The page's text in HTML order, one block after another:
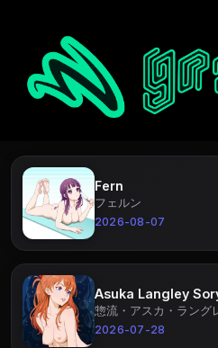
Fern
フェルン
2026-08-07
Asuka Langley
惣流・アスカ・ラング
2026-07-28